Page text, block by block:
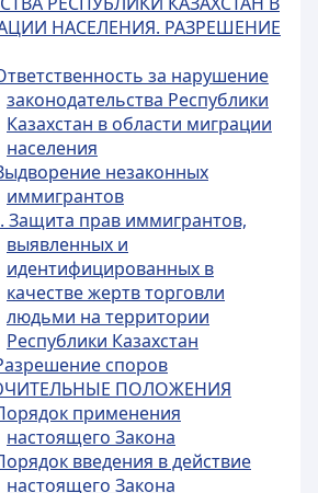
НАСЕЛЕНИЯ. РАЗРЕШЕНИЕ
за нарушение
законодательства Республики
Казахстан в области миграции
населения
незаконных
иммигрантов
Защита прав иммигрантов,
выявленных и
идентифицированных в
качестве жертв торговли
людьми на территории
Республики Казахстан
споров
ПОЛОЖЕНИЯ
применения
настоящего Закона
введения в действие
настоящего Закона